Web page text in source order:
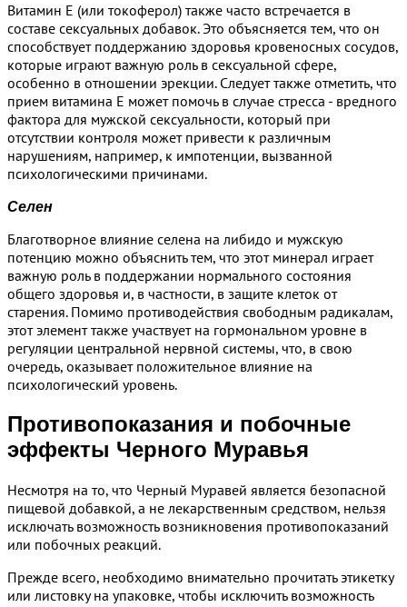
Витамин Е (или токоферол) также часто встречается в
составе сексуальных добавок. Это объясняется тем, что он
способствует поддержанию здоровья кровеносных сосудов,
которые играют важную роль в сексуальной сфере,
особенно в отношении эрекции. Следует также отметить, что
прием витамина Е может помочь в случае стресса - вредного
фактора для мужской сексуальности, который при
отсутствии контроля может привести к различным
нарушениям, например, к импотенции, вызванной
психологическими причинами.
Селен
Благотворное влияние селена на либидо и мужскую
потенцию можно объяснить тем, что этот минерал играет
важную роль в поддержании нормального состояния
общего здоровья и, в частности, в защите клеток от
старения. Помимо противодействия свободным радикалам,
этот элемент также участвует на гормональном уровне в
регуляции центральной нервной системы, что, в свою
очередь, оказывает положительное влияние на
психологический уровень.
Противопоказания и побочные
эффекты Черного Муравья
Несмотря на то, что Черный Муравей является безопасной
пищевой добавкой, а не лекарственным средством, нельзя
исключать возможность возникновения противопоказаний
или побочных реакций.
Прежде всего, необходимо внимательно прочитать этикетку
или листовку на упаковке, чтобы исключить возможность